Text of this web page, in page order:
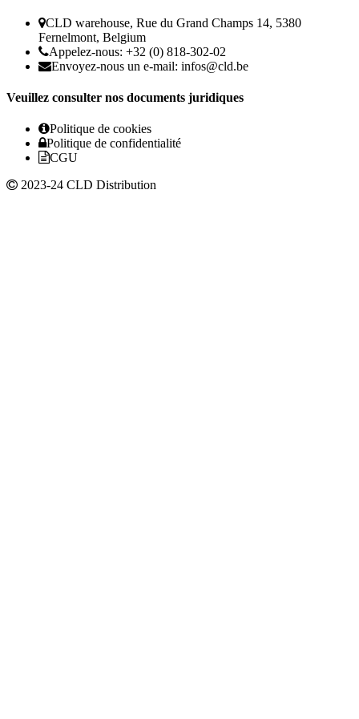
CLD warehouse, Rue du Grand Champs 14, 5380
Fernelmont, Belgium
Appelez-nous: +32 (0) 818-302-02
Envoyez-nous un e-mail: infos@cld.be
Veuillez consulter nos documents juridiques
Politique de cookies
Politique de confidentialité
CGU
2023-24 CLD Distribution